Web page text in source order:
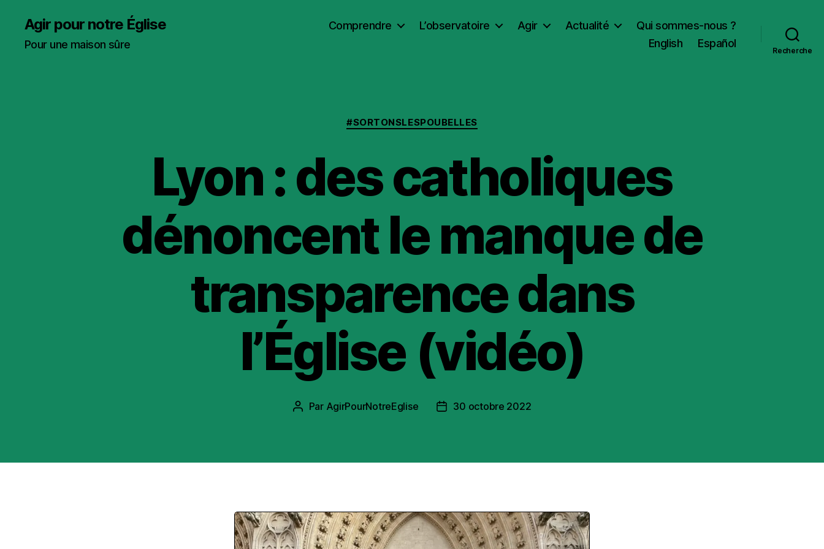
Agir pour notre Église
Pour une maison sûre
Comprendre L’observatoire Agir Actualité
Qui sommes-nous ?
English
Español
Recherche
Catégories
#SORTONSLESPOUBELLES
Lyon : des catholiques
dénoncent le manque de
transparence dans
l’Église (vidéo)
Auteur
Par AgirPourNotreEglise
Date30 octobre 2022